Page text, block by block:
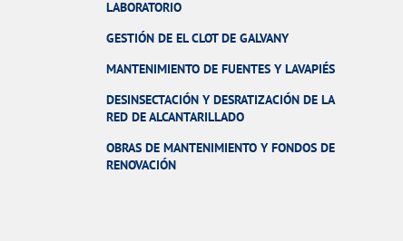
LABORATORIO
GESTIÓN DE EL CLOT DE GALVANY
MANTENIMIENTO DE FUENTES Y LAVAPIÉS
DESINSECTACIÓN Y DESRATIZACIÓN DE LA
RED DE ALCANTARILLADO
OBRAS DE MANTENIMIENTO Y FONDOS DE
RENOVACIÓN